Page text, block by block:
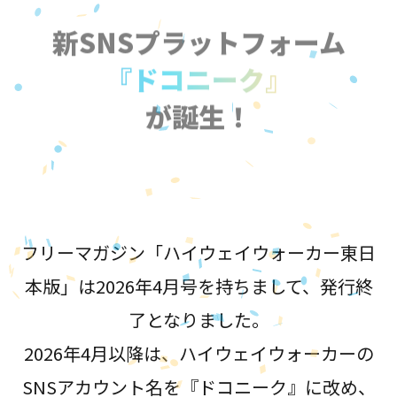
新SNSプラットフォーム
『ドコニーク』
が誕生！
フリーマガジン「ハイウェイウォーカー東日
本版」は2026年4月号を持ちまして、発行終
了となりました。
2026年4月以降は、ハイウェイウォーカーの
SNSアカウント名を『ドコニーク』に改め、